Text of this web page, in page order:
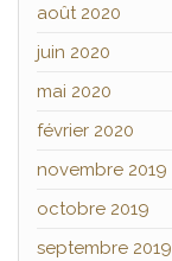
août 2020
juin 2020
mai 2020
février 2020
novembre 2019
octobre 2019
septembre 2019